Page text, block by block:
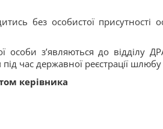
без особистої присутності
з’являються до відділу
час державної реєстрації шлюбу
керівника